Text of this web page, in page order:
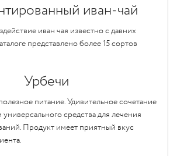
иван-чай
иван чая известно с давних
представлено более 15 сортов
Урбечи
питание. Удивительное сочетание
универсального средства для лечения
Продукт имеет приятный вкус